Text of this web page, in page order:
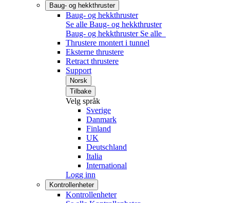
Baug- og hekkthruster
Baug- og hekkthruster
Se alle Baug- og hekkthruster
Baug- og hekkthruster Se alle
Thrustere montert i tunnel
Eksterne thrustere
Retract thrustere
Support
Norsk
Tilbake
Velg språk
Sverige
Danmark
Finland
UK
Deutschland
Italia
International
Logg inn
Kontrollenheter
Kontrollenheter